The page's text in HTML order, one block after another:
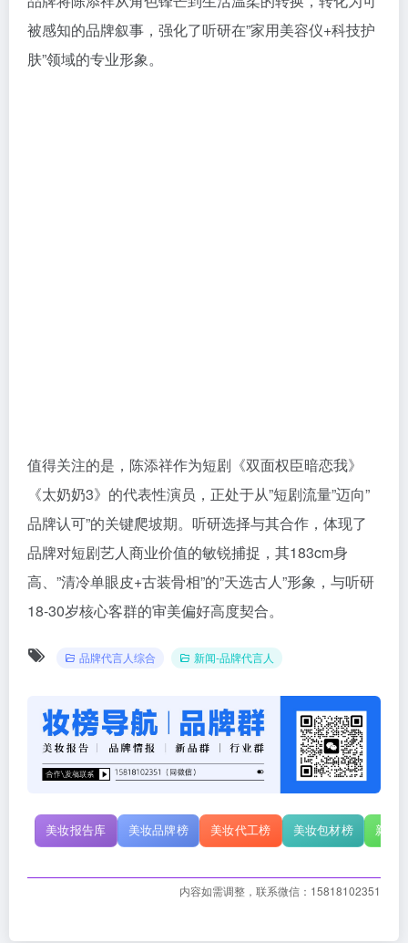
被感知的品牌叙事，强化了听研在”家用美容仪+科技护
肤”领域的专业形象。
值得关注的是，陈添祥作为短剧《双面权臣暗恋我》
《太奶奶3》的代表性演员，正处于从”短剧流量”迈向”
品牌认可”的关键爬坡期。听研选择与其合作，体现了
品牌对短剧艺人商业价值的敏锐捕捉，其183cm身
高、”清冷单眼皮+古装骨相”的”天选古人”形象，与听研
18-30岁核心客群的审美偏好高度契合。
品牌代言人综合 新闻-品牌代言人
美妆报告库 美妆品牌榜 美妆代工榜 美妆包材榜 新原
内容如需调整，联系微信：15818102351